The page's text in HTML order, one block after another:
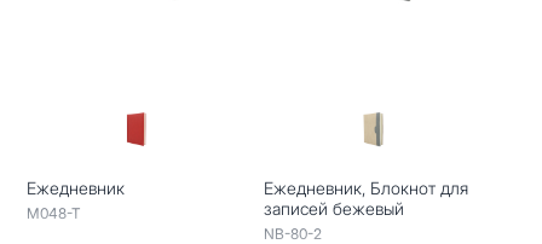
Ежедневник
M048-T
Ежедневник, Блокнот для
записей бежевый
NB-80-2